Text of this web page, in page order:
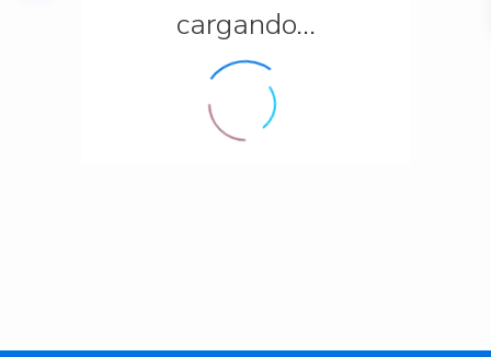
cargando...